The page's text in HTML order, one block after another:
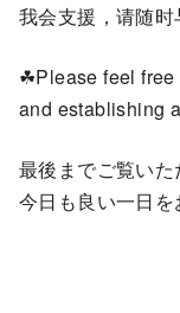
我会支援，请随
☘Please feel free
and establishing
最後までご覧いた
今日も良い一日を